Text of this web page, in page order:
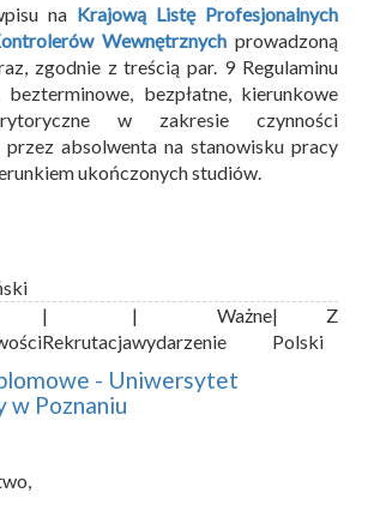
na Krajową Listę Profesjonalnych
Wewnętrznych prowadzoną
zgodnie z treścią par. 9 Regulaminu
bezpłatne, kierunkowe
w zakresie czynności
przez absolwenta na stanowisku pracy
ukończonych studiów.
|
Rekrutacja
| Ważne
wydarzenie
| Z
Polski
- Uniwersytet
w Poznaniu